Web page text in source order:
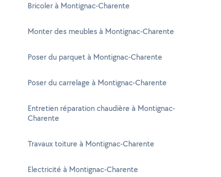
Bricoler à Montignac-Charente
Monter des meubles à Montignac-Charente
Poser du parquet à Montignac-Charente
Poser du carrelage à Montignac-Charente
Entretien réparation chaudière à Montignac-
Charente
Travaux toiture à Montignac-Charente
Electricité à Montignac-Charente